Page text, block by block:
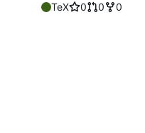
TeX 0 0
0